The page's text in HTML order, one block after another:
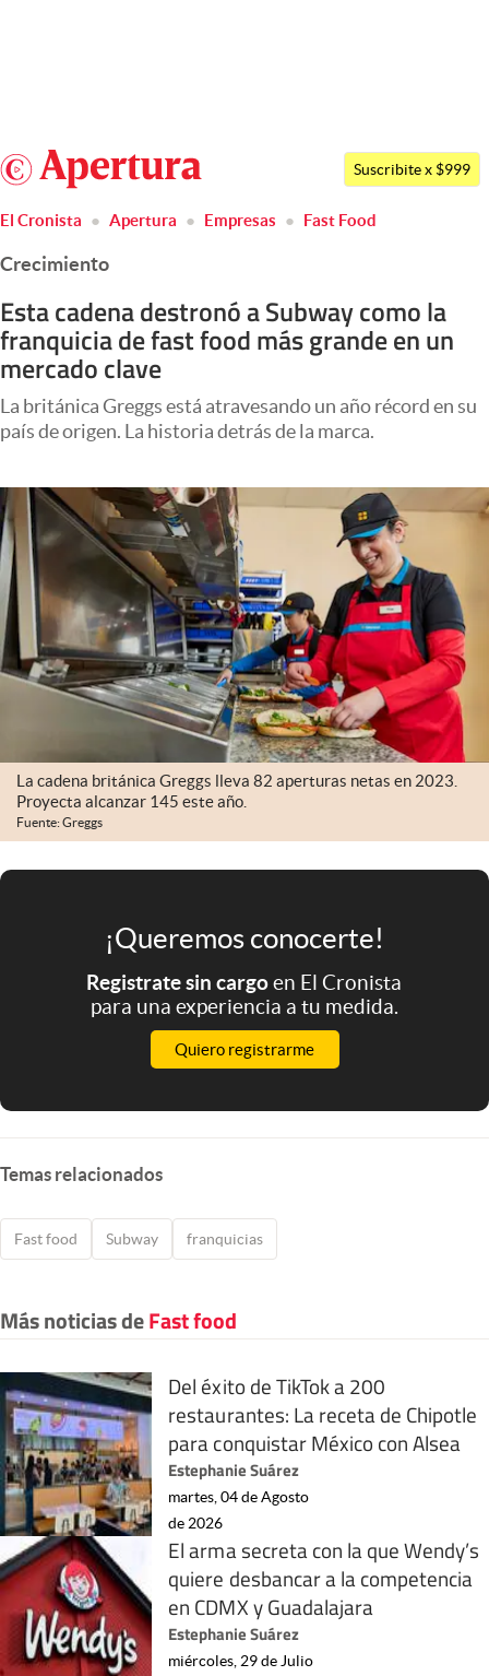
Argentina
Members
Economía y Política
Finanzas y Mercados
Negocios
Columnistas
Otras secciones
Infotechnology
Clase
Clima
Mundial 2026
Eventos Corporativos
El Cronista Studio
abre en nueva pestaña
Argentina
Suscribite x $999
El Cronista Apertura Empresas Fast Food
Crecimiento
Esta cadena destronó a Subway como la
franquicia de fast food más grande en un
mercado clave
La británica Greggs está atravesando un año récord en su
país de origen. La historia detrás de la marca.
La cadena británica Greggs lleva 82 aperturas netas en 2023.
Proyecta alcanzar 145 este año.
Fuente: Greggs
¡Queremos conocerte!
Registrate sin cargoen El Cronista
para una experiencia a tu medida.
Quiero registrarme
Temas relacionados
Fast food Subway franquicias
Más noticias deFast food
Del éxito de TikTok a 200
restaurantes: La receta de Chipotle
para conquistar México con Alsea
Estephanie Suárez
martes, 04 de Agosto
de 2026
El arma secreta con la que Wendy’s
quiere desbancar a la competencia
en CDMX y Guadalajara
Estephanie Suárez
miércoles, 29 de Julio